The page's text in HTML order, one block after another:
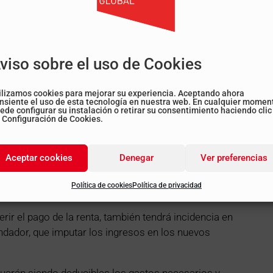
sobre el uso de Cookies
cookies para mejorar su experiencia. Aceptando ahora
el uso de esta tecnología en nuestra web. En cualquier
configurar su instalación o retirar su consentimiento haciendo clic
Configuración de Cookies.
Aceptar cookies Denegar Ver preferencias
Política de cookiesPolítica de privacidad
su disponibilidad. Es por esto que, aunque no
a raíz del confinamiento, la imputación es
económico del Coronavirus, el Gobierno ha
antes de tiempo. Hacerlo no cambiará
tener un impacto fiscal, ya que elevará la base
a tipos impositivos mayores.
e inquilinos de los inmuebles pactaron un
reflejado en la declaración de la renta.
el pago de la renta, también tendrá incidencia en
que imputar los ingresos en los nuevos